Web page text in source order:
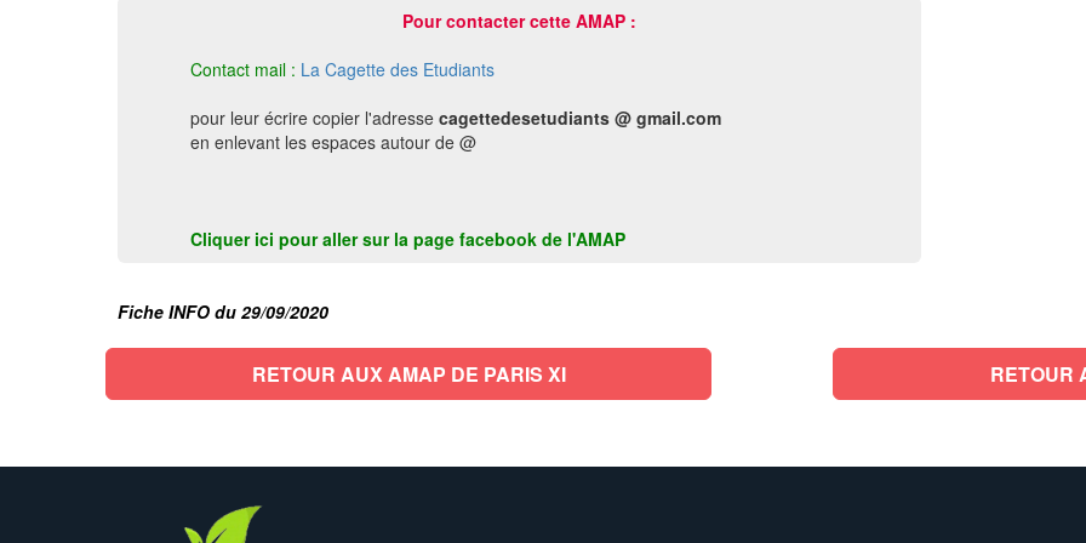
Pour contacter cette AMAP :
Contact mail : La Cagette des Etudiants
pour leur écrire copier l'adresse cagettedesetudiants @ gmail.com
en enlevant les espaces autour de @
Cliquer ici pour aller sur la page facebook de l'AMAP
Fiche INFO du 29/09/2020
RETOUR AUX AMAP DE PARIS XI RETOUR